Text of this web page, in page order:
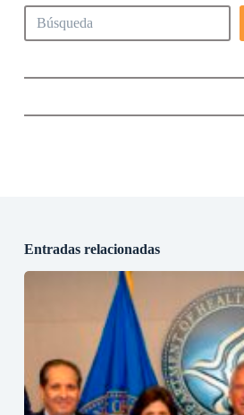
Buscar
Entradas relacionadas